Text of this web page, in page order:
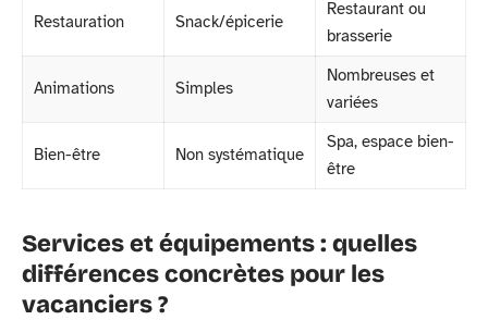
Restauration Snack/épicerie
Restaurant ou
brasserie
Animations Simples
Nombreuses et
variées
Bien-être Non systématique
Spa, espace bien-
être
Services et équipements : quelles
différences concrètes pour les
vacanciers ?